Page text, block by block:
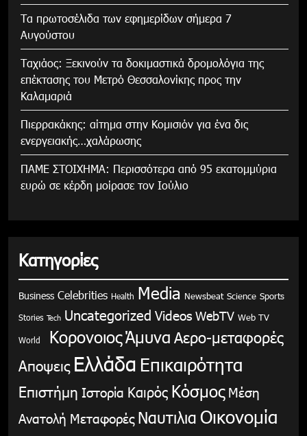
Τα πρωτοσέλιδα των εφημερίδων σήμερα 7
Αυγούστου
Tαχιάος: Ξεκινούν τα δοκιμαστικά δρομολόγια της
επέκτασης του Μετρό Θεσσαλονίκης προς την
Καλαμαριά
Πιερρακάκης: αίτημα στην Κομισιόν για ένα δις
ενεργειακής…χαλάρωσης
ΠΑΜΕ ΣΤΟΙΧΗΜΑ: Περισσότερα από 95 εκατομμύρια
ευρώ σε κέρδη μοίρασε τον Ιούλιο
Κατηγορίες
Business Celebrities Health Media Newsbeat Science Sports
Stories Tech Uncategorized Videos WebTV Web TV
World ΚορονοιοςΆμυνα Αερο-μεταφορές
Αποψεις Ελλάδα Επικαιρότητα
Επιστήμη Ιστορία Καιρός Κόσμος Μέση
Ανατολή Μεταφορές Ναυτιλια Οικονομία